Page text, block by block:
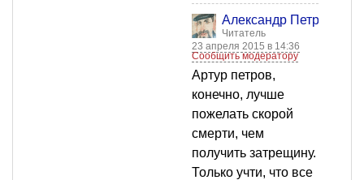
Александр Петров
Читатель
23 апреля 2015 в 14:36
Сообщить модератору
Артур петров,
конечно, лучше
пожелать скорой
смерти, чем
получить затрещину.
Только учти, что все